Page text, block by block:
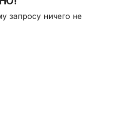
запросу ничего не